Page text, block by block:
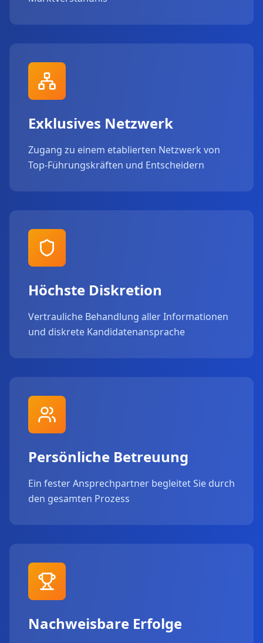
Exklusives Netzwerk
Zugang zu einem etablierten Netzwerk von
Top-Führungskräften und Entscheidern
Höchste Diskretion
Vertrauliche Behandlung aller Informationen
und diskrete Kandidatenansprache
Persönliche Betreuung
Ein fester Ansprechpartner begleitet Sie durch
den gesamten Prozess
Nachweisbare Erfolge